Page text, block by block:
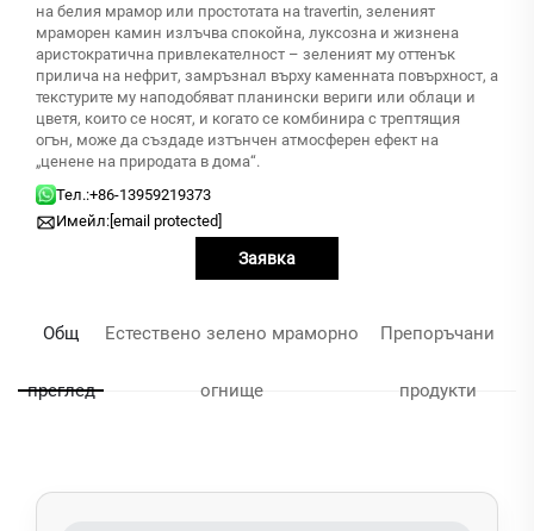
на белия мрамор или простотата на travertin, зеленият
мраморен камин излъчва спокойна, луксозна и жизнена
аристократична привлекателност – зеленият му оттенък
прилича на нефрит, замръзнал върху каменната повърхност, а
текстурите му наподобяват планински вериги или облаци и
цветя, които се носят, и когато се комбинира с трептящия
огън, може да създаде изтънчен атмосферен ефект на
„ценене на природата в дома“.
Тел.:+86-13959219373
Имейл:[email protected]
Заявка
Общ
преглед
Естествено зелено мраморно
огнище
Препоръчани
продукти